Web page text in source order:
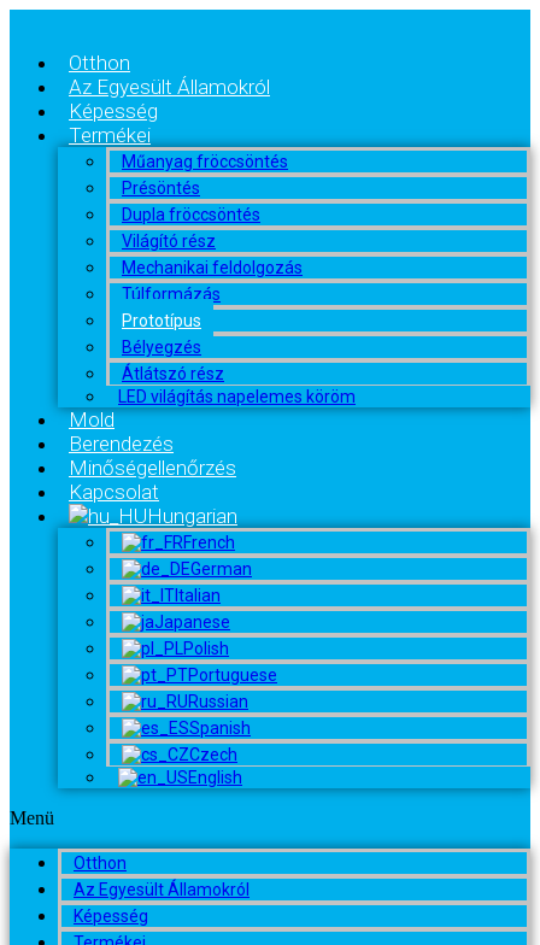
Otthon
Az Egyesült Államokról
Képesség
Termékei
Műanyag fröccsöntés
Présöntés
Dupla fröccsöntés
Világító rész
Mechanikai feldolgozás
Túlformázás
Prototípus
Bélyegzés
Átlátszó rész
LED világítás napelemes köröm
Mold
Berendezés
Minőségellenőrzés
Kapcsolat
Hungarian
French
German
Italian
Japanese
Polish
Portuguese
Russian
Spanish
Czech
English
Menü
Otthon
Az Egyesült Államokról
Képesség